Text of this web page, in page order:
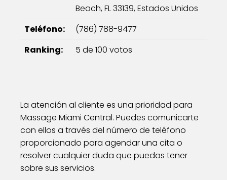
Beach, FL 33139, Estados Unidos
Teléfono:
(786) 788-9477
Ranking:
5 de 100 votos
La atención al cliente es una prioridad para
Massage Miami Central. Puedes comunicarte
con ellos a través del número de teléfono
proporcionado para agendar una cita o
resolver cualquier duda que puedas tener
sobre sus servicios.